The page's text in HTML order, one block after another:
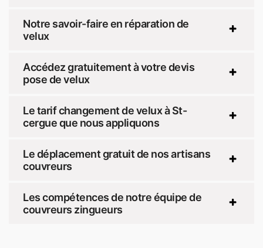
Notre savoir-faire en réparation de
velux
Accédez gratuitement à votre devis
pose de velux
Le tarif changement de velux à St-
cergue que nous appliquons
Le déplacement gratuit de nos artisans
couvreurs
Les compétences de notre équipe de
couvreurs zingueurs